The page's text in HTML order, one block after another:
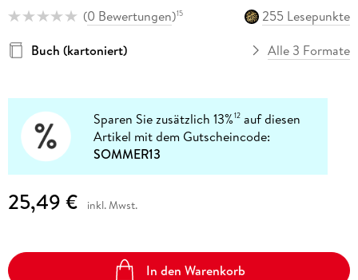
(0 Bewertungen)15
255 Lesepunkte
Buch (kartoniert)
Alle 3 Formate
Sparen Sie zusätzlich 13%12 auf diesen
Artikel mit dem Gutscheincode:
SOMMER13
25,49 € inkl. Mwst.
In den Warenkorb